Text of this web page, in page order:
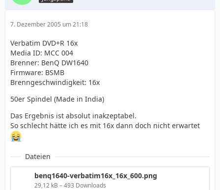
7. Dezember 2005 um 21:18
Verbatim DVD+R 16x
Media ID: MCC 004
Brenner: BenQ DW1640
Firmware: BSMB
Brenngeschwindigkeit: 16x
50er Spindel (Made in India)
Das Ergebnis ist absolut inakzeptabel.
So schlecht hätte ich es mit 16x dann doch nicht erwartet
Dateien
benq1640-verbatim16x_16x_600.png
29,12 kB – 493 Downloads